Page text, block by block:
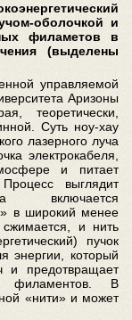
оболочкой и
филаметов в
(выделены
управляемой
Аризоны
теоретически,
Суть ноу-хау
лазерного луча
электрокабеля,
и питает
выглядит
включается
в широкий менее
и нить
пучок
энергии, который
и предотвращает
филаментов. В
«нити» и может